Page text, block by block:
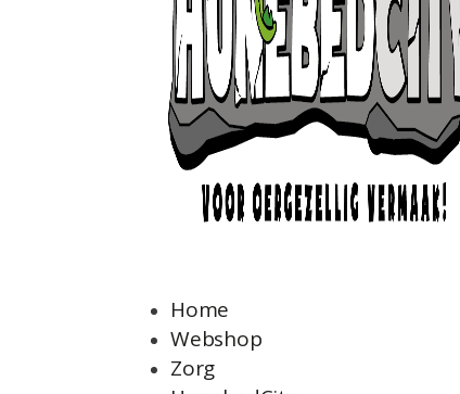
Home
Webshop
Zorg